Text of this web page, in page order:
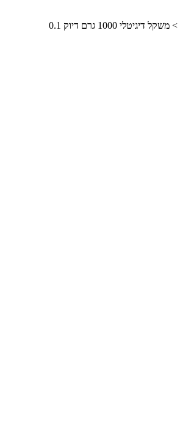
> משקל דיגיטלי 1000 גרם דיוק 0.1